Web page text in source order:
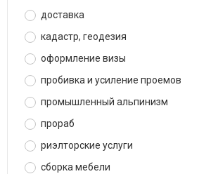
доставка
кадастр, геодезия
оформление визы
пробивка и усиление проемов
промышленный альпинизм
прораб
риэлторские услуги
сборка мебели